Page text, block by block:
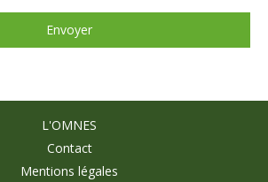
Envoyer
L'OMNES
Contact
Mentions légales